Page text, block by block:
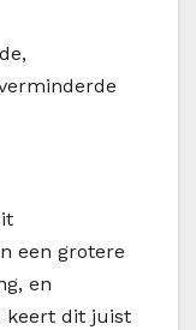
een grotere
en
keert dit juist